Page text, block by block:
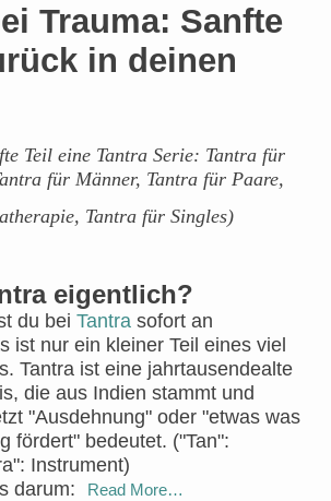
Trauma: Sanfte
in deinen
Teil eine Tantra Serie: Tantra für
für Männer, Tantra für Paare,
Tantra für Singles)
eigentlich?
du bei Tantra sofort an
ist nur ein kleiner Teil eines viel
Tantra ist eine jahrtausendealte
die aus Indien stammt und
"Ausdehnung" oder "etwas was
fördert" bedeutet. ("Tan":
Instrument)
darum:
Read More…